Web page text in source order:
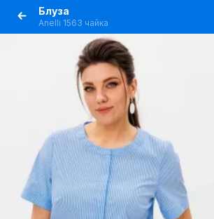
Блуза
Anelli 1563 чайка